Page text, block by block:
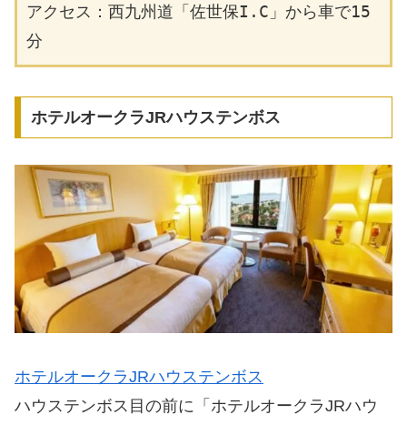
アクセス：西九州道「佐世保I.C」から車で15
分
ホテルオークラJRハウステンボス
ホテルオークラJRハウステンボス
ハウステンボス目の前に「ホテルオークラJRハウ